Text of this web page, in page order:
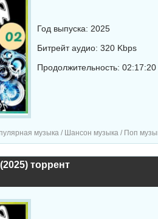
Год выпуска: 2025
Битрейт аудио: 320 Kbps
Продолжительность: 02:17:20
музыка / Шансон музыка / Поп
торрент